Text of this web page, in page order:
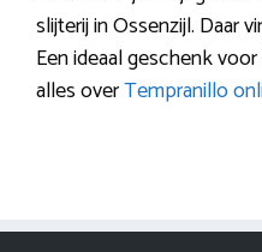
slijterij in Ossenzijl. Daar
Een ideaal geschenk
alles overTempranillo